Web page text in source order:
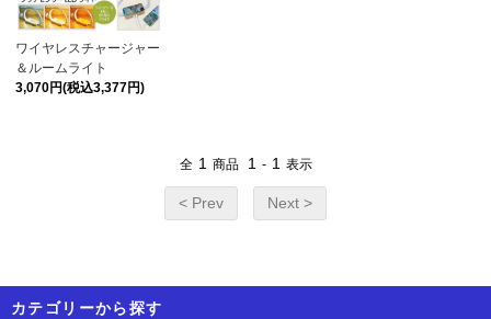
ワイヤレスチャージャー
＆ルームライト
3,070円(税込3,377円)
全 1 商品 1 - 1 表示
< Prev Next >
カテゴリーから探す